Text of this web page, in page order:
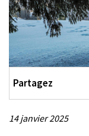
Partagez
14 janvier 2025